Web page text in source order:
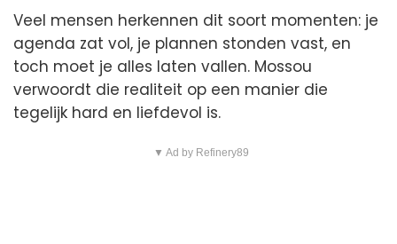
Veel mensen herkennen dit soort momenten: je
agenda zat vol, je plannen stonden vast, en
toch moet je alles laten vallen. Mossou
verwoordt die realiteit op een manier die
tegelijk hard en liefdevol is.
▼ Ad by Refinery89